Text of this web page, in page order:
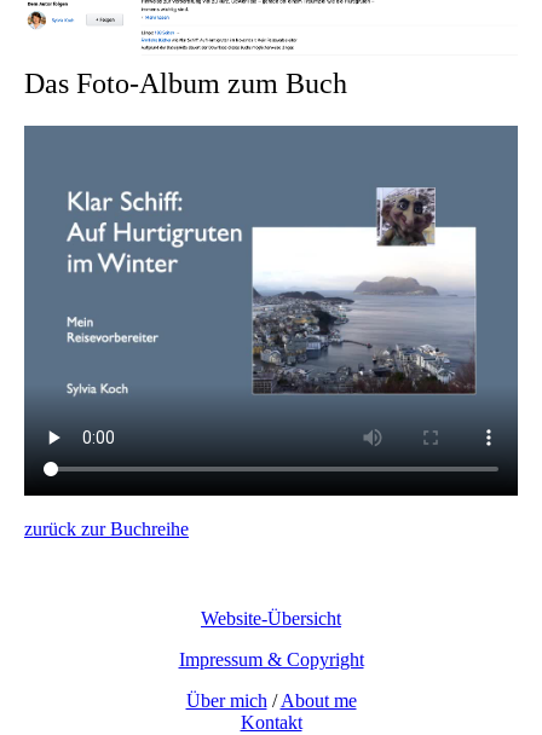
Das Foto-Album zum Buch
zurück zur Buchreihe
Website-Übersicht
Impressum & Copyright
Über mich /About me
Kontakt